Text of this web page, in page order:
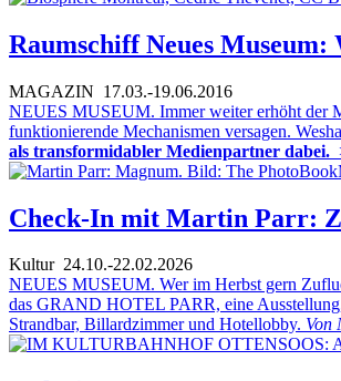
Raumschiff Neues
MAGAZIN 17.03.-19.06.2016
NEUES MUSEUM. Immer weiter erhöht der
funktionierende Mechanismen versagen.
als transformidabler Medienpartner dabei.
Check-In mit Martin Parr:
Kultur24.10.-22.02.2026
NEUES MUSEUM. Wer im Herbst gern
das GRAND HOTEL PARR, eine
Strandbar, Billardzimmer und Hotellobby. Von